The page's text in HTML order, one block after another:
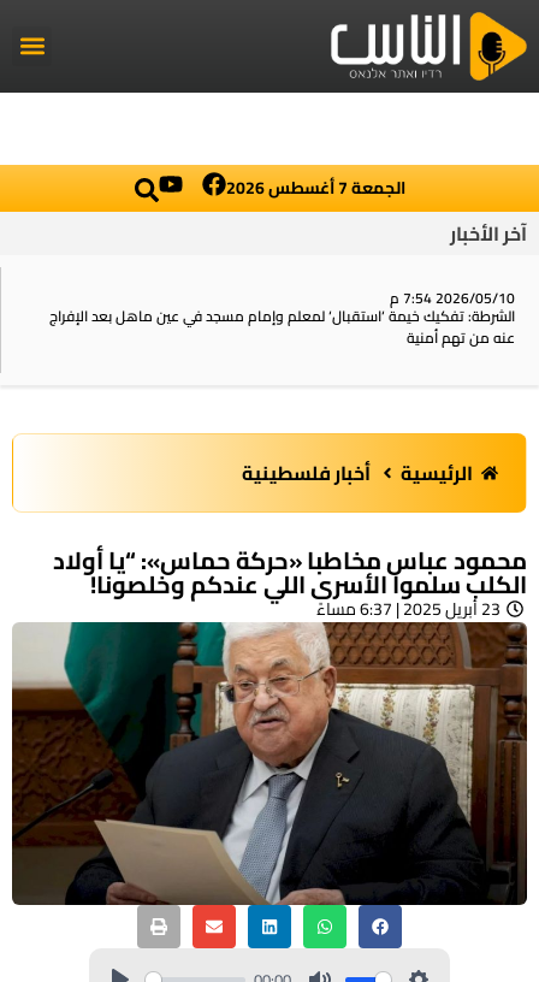
الجمعة 7 أغسطس 2026
آخر الأخبار
2026/05/10 7:54 م
الشرطة: تفكيك خيمة ‘استقبال‘ لمعلم وإمام مسجد في عين ماهل بعد الإفراج
عنه من تهم أمنية
الرئيسية أخبار فلسطينية
محمود عباس مخاطبا «حركة حماس»: “يا أولاد
الكلب سلموا الأسرى اللي عندكم وخلصونا!
23 أبريل 2025 | 6:37 مساءً